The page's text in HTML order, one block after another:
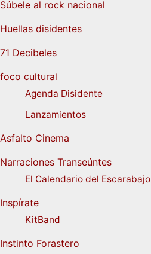
Súbele al rock nacional
Huellas disidentes
71 Decibeles
foco cultural
Agenda Disidente
Lanzamientos
Asfalto Cinema
Narraciones Transeúntes
El Calendario del Escarabajo
Inspírate
KitBand
Instinto Forastero